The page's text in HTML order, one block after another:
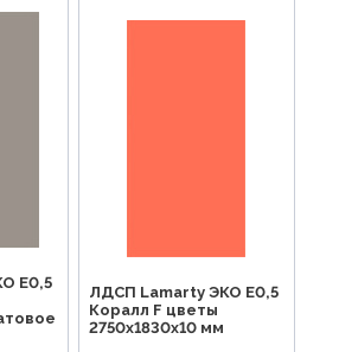
E0,5
ЛДСП Lamarty ЭКО E0,5
Коралл F цветы
2750х1830х10 мм